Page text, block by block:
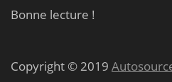
Bonne lecture !
Copyright © 2019